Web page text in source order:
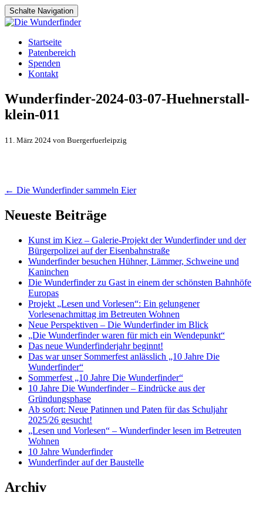
Schalte Navigation
Zum
Inhalt
springen
Startseite
Patenbereich
Spenden
Kontakt
Wunderfinder-2024-03-07-Huehnerstall-
klein-011
11. März 2024 von Buergerfuerleipzig
Artikel-
Navigation
← Die Wunderfinder sammeln Eier
Neueste Beiträge
Kunst im Kiez – Galerie-Projekt der Wunderfinder und der
Bürgerpolizei auf der Eisenbahnstraße
Wunderfinder besuchen Hühner, Lämmer, Schweine und
Kaninchen
Die Wunderfinder zu Gast in einem der schönsten Bahnhöfe
Europas
Projekt „Lesen und Vorlesen“: Ein gelungener
Vorlesenachmittag im Betreuten Wohnen
Neue Perspektiven – Die Wunderfinder im Blick
„Die Wunderfinder waren für mich ein Wendepunkt“
Das neue Wunderfinderjahr beginnt!
Das war unser Sommerfest anlässlich „10 Jahre Die
Wunderfinder“
Sommerfest „10 Jahre Die Wunderfinder“
10 Jahre Die Wunderfinder – Eindrücke aus der
Gründungsphase
Ab sofort: Neue Patinnen und Paten für das Schuljahr
2025/26 gesucht!
„Lesen und Vorlesen“ – Wunderfinder lesen im Betreuten
Wohnen
10 Jahre Wunderfinder
Wunderfinder auf der Baustelle
Archiv